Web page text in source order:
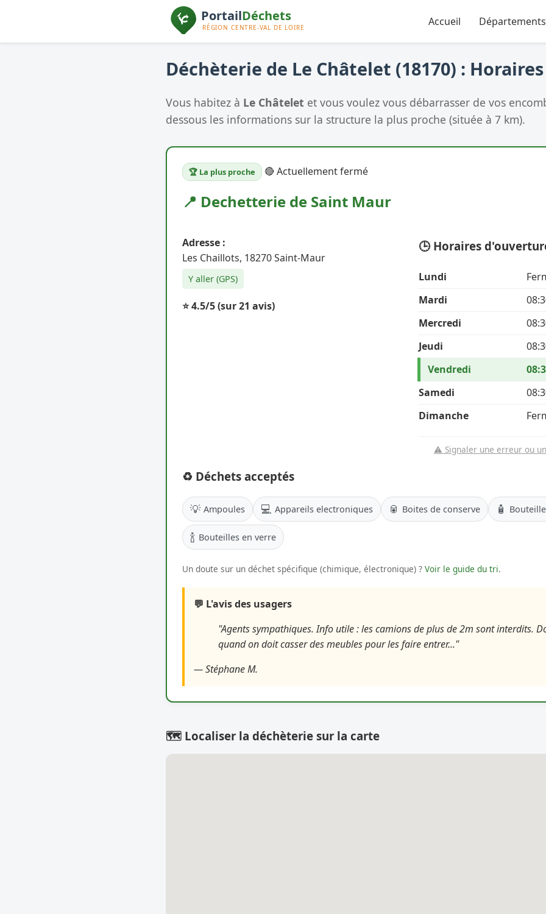
Accueil
Déchèterie de Le Châtelet (18170) :
Vous habitez à Le Châtelet et vous voulez vous débarrasser de vos
dessous les informations sur la structure la plus proche (située à 7 km).
🏆 La plus proche 🔴 Actuellement fermé
📍 Dechetterie de Saint Maur
Adresse :
Les Chaillots, 18270 Saint-Maur
Y aller (GPS)
⭐ 4.5/5(sur 21 avis)
🕒 Horaires
Lundi
Mardi
Mercredi
Jeudi
Vendredi
Samedi
Dimanche
⚠️ Signaler une erreur ou
♻️ Déchets acceptés
💡 Ampoules 💻 Appareils electroniques 🥫 Boites de conserve 🧴
🍾 Bouteilles en verre
Un doute sur un déchet spécifique (chimique, électronique) ? Voir le guide du tri.
💬 L'avis des usagers
"Agents sympathiques. Info utile : les camions de plus de 2m sont interdits.
quand on doit casser des meubles pour les faire entrer..."
— Stéphane M.
🗺️ Localiser la déchèterie sur la carte